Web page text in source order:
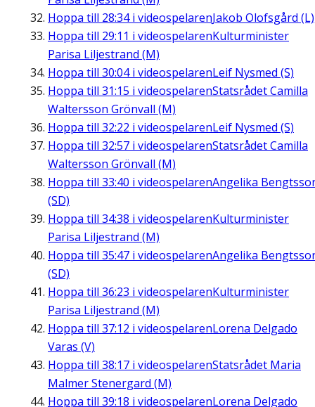
Hoppa till 28:34i videospelarenJakob Olofsgård (L)
Hoppa till 29:11 i videospelarenKulturminister
Parisa Liljestrand (M)
Hoppa till 30:04i videospelarenLeif Nysmed (S)
Hoppa till 31:15 i videospelarenStatsrådet Camilla
Waltersson Grönvall (M)
Hoppa till 32:22 i videospelarenLeif Nysmed (S)
Hoppa till 32:57 i videospelarenStatsrådet Camilla
Waltersson Grönvall (M)
Hoppa till 33:40 i videospelarenAngelika
(SD)
Hoppa till 34:38 i videospelarenKulturminister
Parisa Liljestrand (M)
Hoppa till 35:47 i videospelarenAngelika
(SD)
Hoppa till 36:23 i videospelarenKulturminister
Parisa Liljestrand (M)
Hoppa till 37:12 i videospelarenLorena Delgado
Varas (V)
Hoppa till 38:17 i videospelarenStatsrådet Maria
Malmer Stenergard (M)
Hoppa till 39:18 i videospelarenLorena Delgado